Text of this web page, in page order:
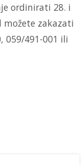
ordinirati 28. i
možete zakazati
059/491-001 ili